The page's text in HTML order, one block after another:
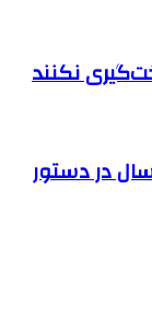
نکنند
در دستور